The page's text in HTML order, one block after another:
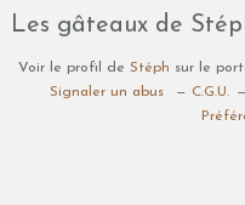
Les gâteaux de
Voir le profil de Stéph sur le
Signaler un abus
C.G.U.